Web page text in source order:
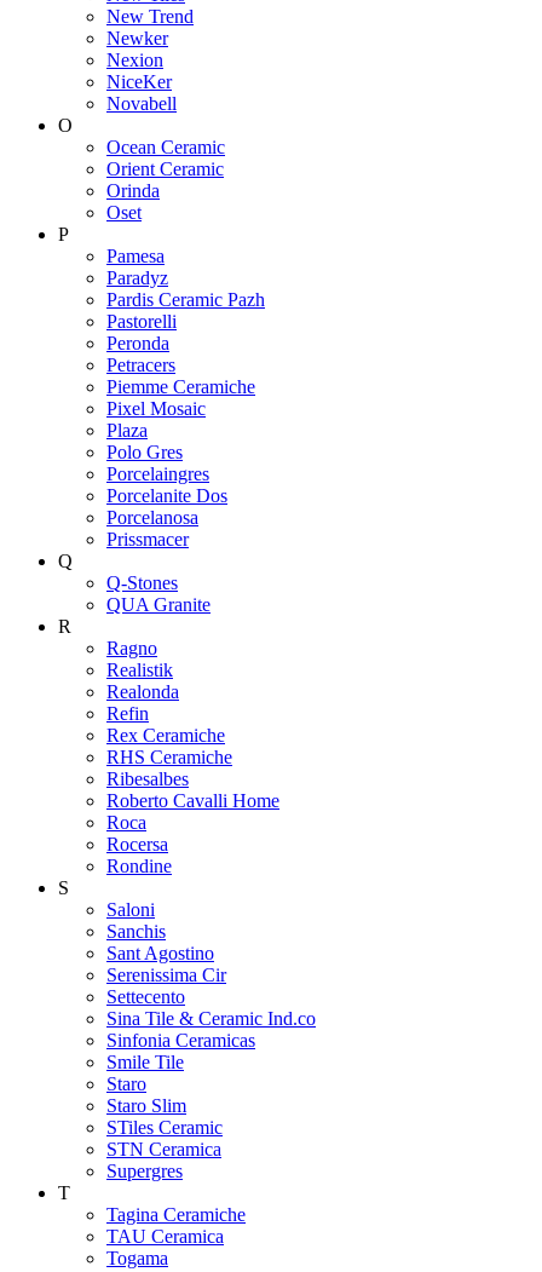
New Trend
Newker
Nexion
NiceKer
Novabell
O
Ocean Ceramic
Orient Ceramic
Orinda
Oset
P
Pamesa
Paradyz
Pardis Ceramic Pazh
Pastorelli
Peronda
Petracers
Piemme Ceramiche
Pixel Mosaic
Plaza
Polo Gres
Porcelaingres
Porcelanite Dos
Porcelanosa
Prissmacer
Q
Q-Stones
QUA Granite
R
Ragno
Realistik
Realonda
Refin
Rex Ceramiche
RHS Ceramiche
Ribesalbes
Roberto Cavalli Home
Roca
Rocersa
Rondine
S
Saloni
Sanchis
Sant Agostino
Serenissima Cir
Settecento
Sina Tile & Ceramic Ind.co
Sinfonia Ceramicas
Smile Tile
Staro
Staro Slim
STiles Ceramic
STN Ceramica
Supergres
T
Tagina Ceramiche
TAU Ceramica
Togama